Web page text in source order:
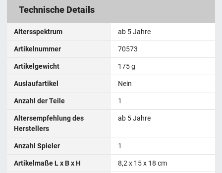
Technische Details
Altersspektrum ab 5 Jahre
Artikelnummer 70573
Artikelgewicht 175 g
Auslaufartikel Nein
Anzahl der Teile 1
Altersempfehlung des
Herstellers
ab 5 Jahre
Anzahl Spieler 1
Artikelmaße L x B x H 8,2 x 15 x 18 cm